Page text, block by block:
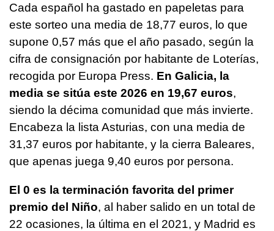
Cada español ha gastado en papeletas para
este sorteo una media de 18,77 euros, lo que
supone 0,57 más que el año pasado, según la
cifra de consignación por habitante de Loterías,
recogida por Europa Press. En Galicia, la
media se sitúa este 2026 en 19,67 euros,
siendo la décima comunidad que más invierte.
Encabeza la lista Asturias, con una media de
31,37 euros por habitante, y la cierra Baleares,
que apenas juega 9,40 euros por persona.
El 0 es la terminación favorita del primer
premio del Niño, al haber salido en un total de
22 ocasiones, la última en el 2021, y Madrid es